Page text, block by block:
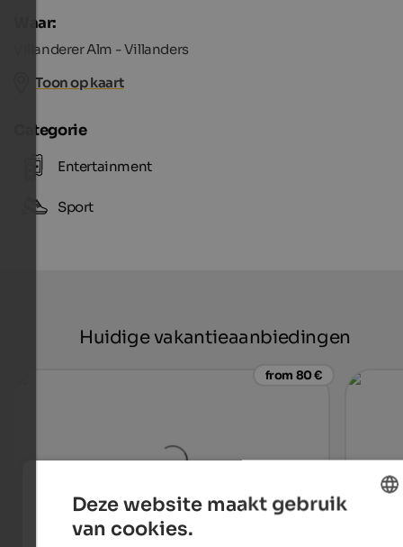
Waar:
Villanderer Alm - Villanders
Toon op kaart
Categorie
Entertainment
Sport
Huidige vakantieaanbiedingen
from 80 €
Deze website maakt gebruik
van cookies.